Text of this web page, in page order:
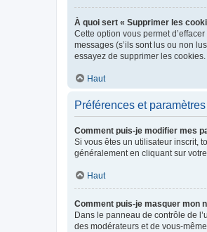
À quoi sert « Supprimer les
Cette option vous permet
messages (s’ils sont lus ou non
essayez de supprimer les cookies.
Haut
Préférences et
Comment puis-je modifier mes
Si vous êtes un utilisateur inscrit,
généralement en cliquant sur
Haut
Comment puis-je masquer mon
Dans le panneau de contrôle de
des modérateurs et de vous-